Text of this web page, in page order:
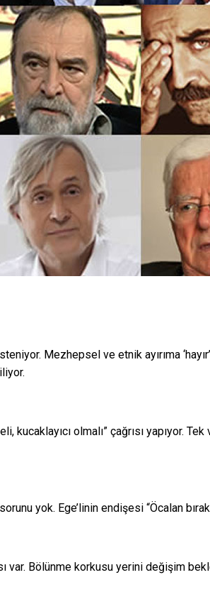
Mezhepsel ve etnik ayırıma
kucaklayıcı olmalı” çağrısı yapıyor.
yok. Ege’linin endişesi “Öcalan
var. Bölünme korkusu yerini değişim